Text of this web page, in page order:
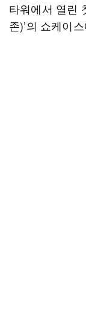
타워에서 열린
존)’의 쇼케이